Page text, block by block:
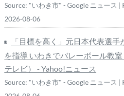
Source: "いわき市" - Google ニュース
2026-08-06
「目標を高く」元日本代表選手
を指導 いわきでバレーボール教
テレビ） - Yahoo!ニュース
Source: "いわき市" - Google ニュース